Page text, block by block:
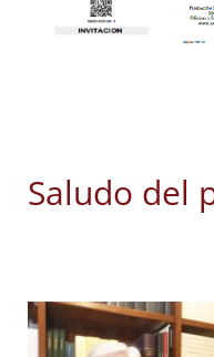
Saludo del